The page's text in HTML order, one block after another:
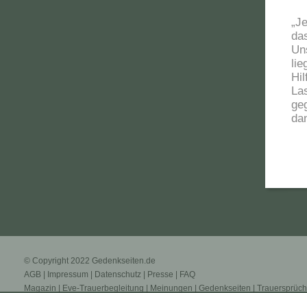
© Copyright 2022 Gedenkseiten.de
AGB
Impressum Datenschutz Presse
FAQ
Magazin
Eve-Trauerbegleitung Meinungen Gedenkseiten